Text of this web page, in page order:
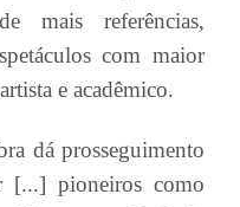
mais referências,
com maior
e acadêmico.
dá prosseguimento
[...] pioneiros como